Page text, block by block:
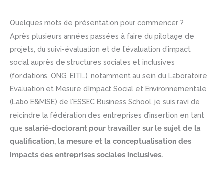
Quelques mots de présentation pour commencer ?
Après plusieurs années passées à faire du pilotage de
projets, du suivi-évaluation et de l’évaluation d’impact
social auprès de structures sociales et inclusives
(fondations, ONG, EITI…), notamment au sein du Laboratoire
Evaluation et Mesure d’Impact Social et Environnementale
(Labo E&MISE) de l’ESSEC Business School, je suis ravi de
rejoindre la fédération des entreprises d’insertion en tant
que salarié-doctorant pour travailler sur le sujet de la
qualification, la mesure et la conceptualisation des
impacts des entreprises sociales inclusives.